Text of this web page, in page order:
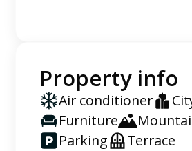
Property info
Air conditioner
Furniture
Parking
Terrace